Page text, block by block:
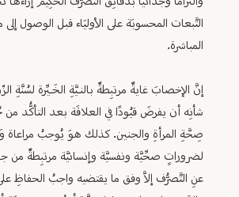
التَّبعات المحسوبَة على الأوليَاء قبل الوصول إلى
المباشرة.
إنَّ الإخصابَ غايةٌ مرتبِطةٌ بالنـيَّةِ الخَـيِّرة لسُنَّةِ
شأنِه أن يفرضَ قيُودًا في العلاقَة بعد التأكُّد
صِحَّةِ المرأةِ والجنين. كذلك هوَ يُوجبُ مراعاة
لضروراتٍ صحِّيَّة ونفسيَّة وإنسانيَّة مرتبِطةٌ من
عنِ التَّصرُّف إلاَّ وفق ما يقتضيه واجبُ الحفاظِ